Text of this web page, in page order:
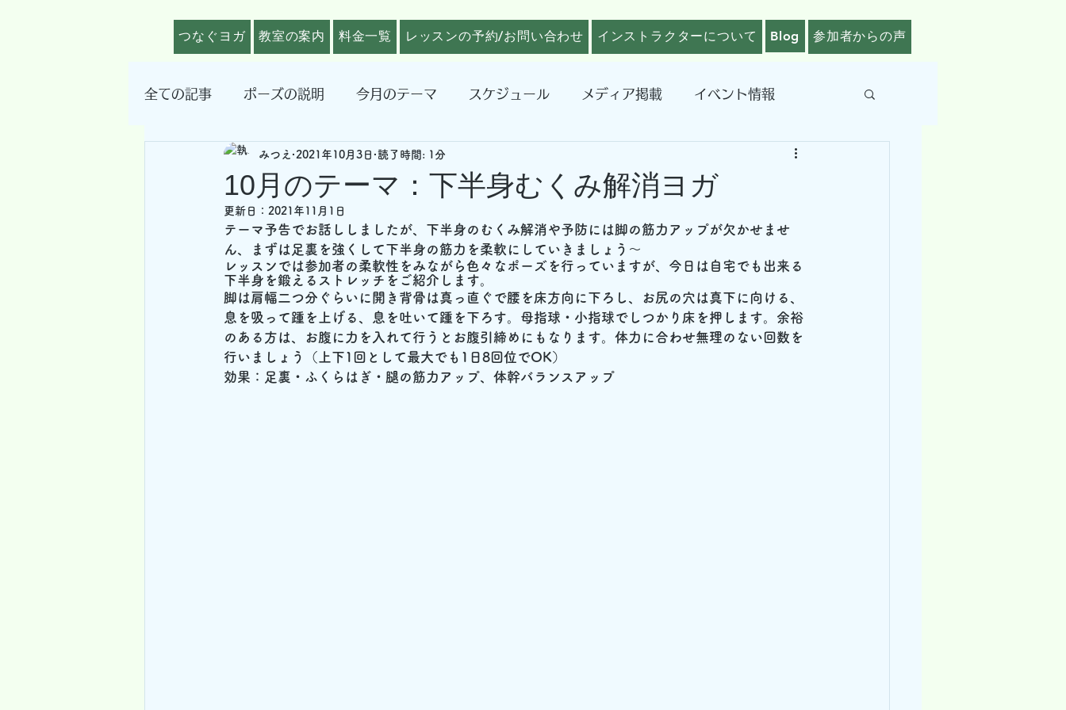
つなぐヨガ 教室の案内 料金一覧 レッスンの予約/お問い合わせ インストラクターについて Blog 参加者からの声
全ての記事 ポーズの説明 今月のテーマ スケジュール メディア掲載 イベント情報
10月のテーマ：下半身むくみ解消ヨガ
みつえ 2021年10月3日 読了時間: 1分
更新日： 2021年11月1日
テーマ予告でお話ししましたが、下半身のむくみ解消や予防には脚の筋力アップが欠かせませ
ん、まずは足裏を強くして下半身の筋力を柔軟にしていきましょう～
レッスンでは参加者の柔軟性をみながら色々なポーズを行っていますが、今日は自宅でも出来る
下半身を鍛えるストレッチをご紹介します。
脚は肩幅二つ分ぐらいに開き背骨は真っ直ぐで腰を床方向に下ろし、お尻の穴は真下に向ける、
息を吸って踵を上げる、息を吐いて踵を下ろす。母指球・小指球でしつかり床を押します。余裕
のある方は、お腹に力を入れて行うとお腹引締めにもなります。体力に合わせ無理のない回数を
行いましょう（上下1回として最大でも1日8回位でOK）
効果：足裏・ふくらはぎ・腿の筋力アップ、体幹バランスアップ